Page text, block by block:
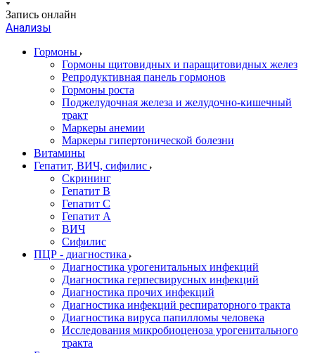
Запись онлайн
Анализы
Гормоны
Гормоны щитовидных и паращитовидных желез
Репродуктивная панель гормонов
Гормоны роста
Поджелудочная железа и желудочно-кишечный
тракт
Маркеры анемии
Маркеры гипертонической болезни
Витамины
Гепатит, ВИЧ, сифилис
Скрининг
Гепатит В
Гепатит С
Гепатит А
ВИЧ
Сифилис
ПЦР - диагностика
Диагностика урогенитальных инфекций
Диагностика герпесвирусных инфекций
Диагностика прочих инфекций
Диагностика инфекций респираторного тракта
Диагностика вируса папилломы человека
Исследования микробиоценоза урогенитального
тракта